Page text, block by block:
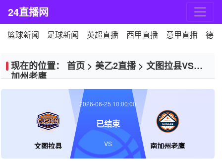
24直播网
篮球新闻 足球新闻 英超直播 西甲直播 意甲直播 德
现在的位置： 首页 > 美乙2直播> 文图拉县VS南
加州老鹰
文图拉县 南加州老鹰
2026-06-25 10:00:00
已结束
VS